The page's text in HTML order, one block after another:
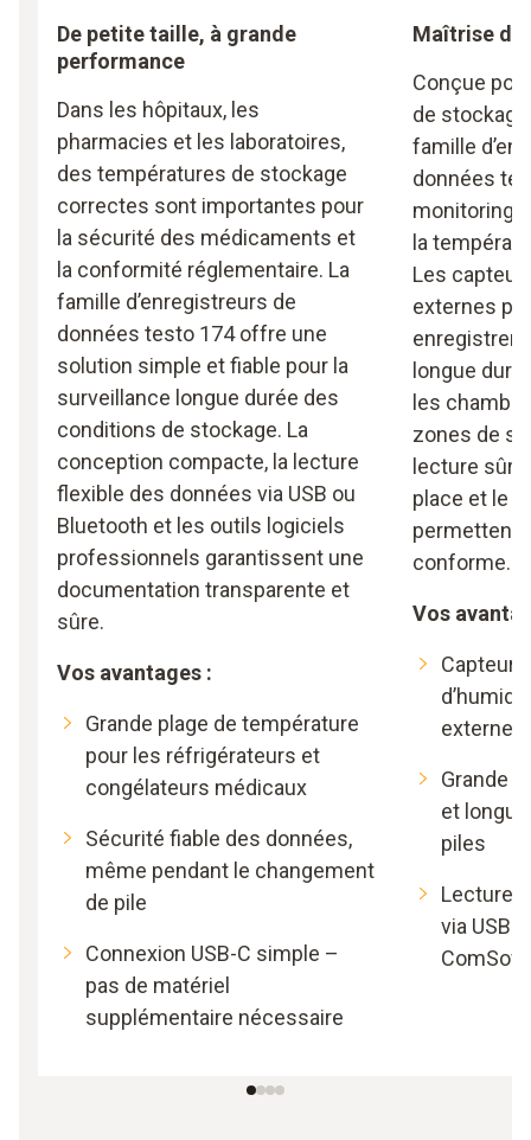
De petite taille, à grande
performance
Dans les hôpitaux, les
pharmacies et les laboratoires,
des températures de stockage
correctes sont importantes pour
la sécurité des médicaments et
la conformité réglementaire. La
famille d’enregistreurs de
données testo 174 offre une
solution simple et fiable pour la
surveillance longue durée des
conditions de stockage. La
conception compacte, la lecture
flexible des données via USB ou
Bluetooth et les outils logiciels
professionnels garantissent une
documentation transparente et
sûre.
Vos avantages :
Grande plage de température
pour les réfrigérateurs et
congélateurs médicaux
Sécurité fiable des données,
même pendant le changement
de pile
Connexion USB-C simple –
pas de matériel
supplémentaire nécessaire
Maîtrise du
Conçue
de
famille
données
monitoring
la
Les
externes
longue
les
zones de
lecture
place et le
permettent
conforme.
Vos
externes
Grande
et
piles
Lecture
via USB
ComSoft